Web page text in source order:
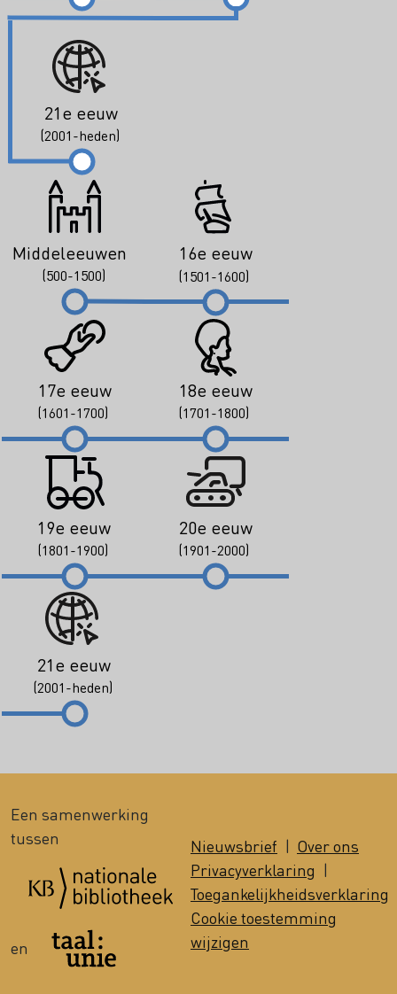
21e eeuw
(2001-heden)
Middeleeuwen
(500-1500)
16e eeuw
(1501-1600)
17e eeuw
(1601-1700)
18e eeuw
(1701-1800)
19e eeuw
(1801-1900)
20e eeuw
(1901-2000)
21e eeuw
(2001-heden)
Een samenwerking
tussen
en
Nieuwsbrief | Over ons
Privacyverklaring |
Toegankelijkheidsverklaring
Cookie toestemming
wijzigen